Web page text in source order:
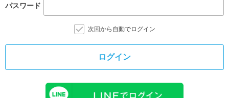
パスワード
次回から自動でログイン
ログイン